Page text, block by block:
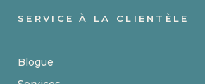
SERVICE À LA CLIENTÈLE
Blogue